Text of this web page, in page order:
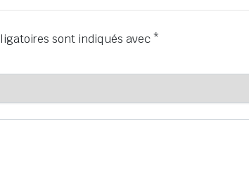
sont indiqués avec*